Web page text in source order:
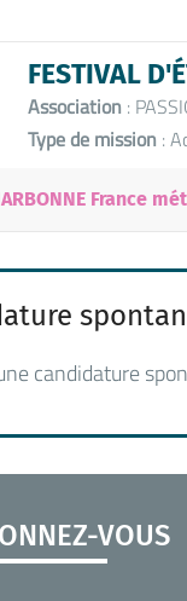
FESTIVAL
Association :
Type de mission :
France
candidature
VOUS